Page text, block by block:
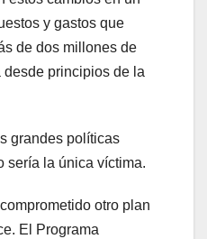
y gastos que
de dos millones de
principios de la
grandes políticas
sería la única víctima.
otro plan
El Programa